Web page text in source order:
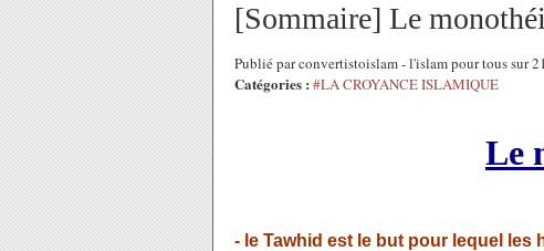
[Sommaire] Le
Publié par convertistoislam - l'islam pour tous sur
Catégories : #LA CROYANCE ISLAMIQUE
Le
- le Tawhid est le but pour lequel les